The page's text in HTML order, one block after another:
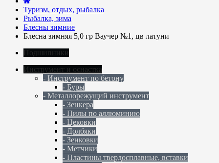
Туризм, отдых, рыбалка
Рыбалка, зима
Блесны зимние
Блесна зимняя 5,0 гр Ваучер №1, цв латуни
Подшипники
Инструмент и оснастка
- Инструмент по бетону
- Буры
- Металлорежущий инструмент
- Зенкера
- Пилы по аллюминию
- Цековки
- Долбяки
- Зенковки
- Метчики
- Пластины твердосплавные, вставки